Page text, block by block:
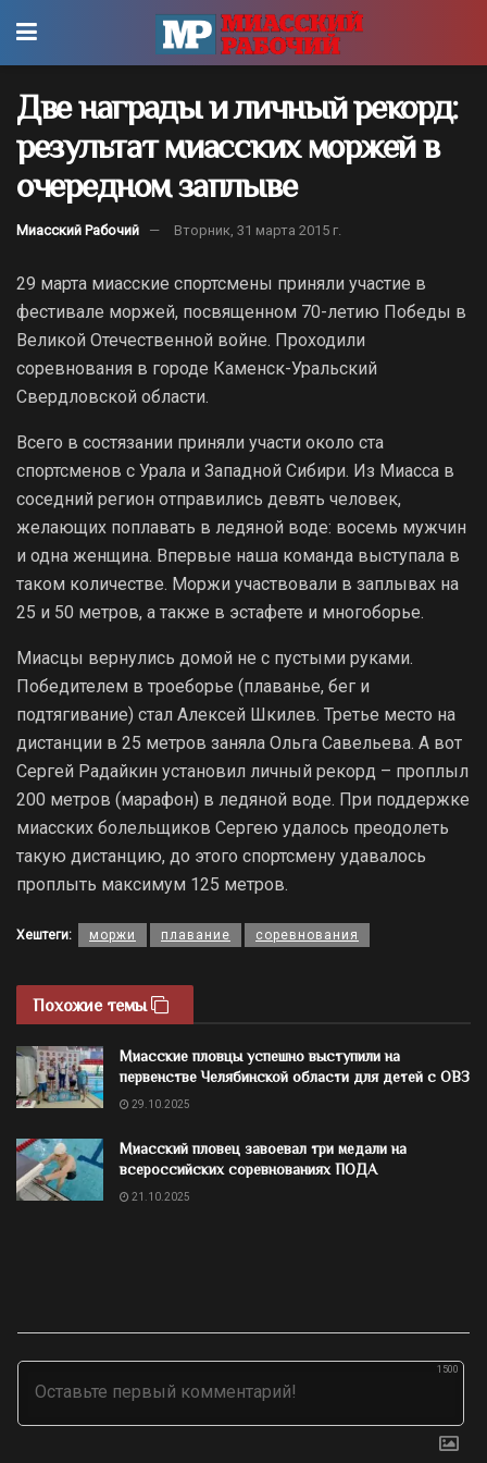
Две награды и личный рекорд:
результат миасских моржей в
очередном заплыве
Миасский Рабочий Вторник, 31 марта 2015 г.
29 марта миасские спортсмены приняли участие в
фестивале моржей, посвященном 70-летию Победы в
Великой Отечественной войне. Проходили
соревнования в городе Каменск-Уральский
Свердловской области.
Всего в состязании приняли участи около ста
спортсменов с Урала и Западной Сибири. Из Миасса в
соседний регион отправились девять человек,
желающих поплавать в ледяной воде: восемь мужчин
и одна женщина. Впервые наша команда выступала в
таком количестве. Моржи участвовали в заплывах на
25 и 50 метров, а также в эстафете и многоборье.
Миасцы вернулись домой не с пустыми руками.
Победителем в троеборье (плаванье, бег и
подтягивание) стал Алексей Шкилев. Третье место на
дистанции в 25 метров заняла Ольга Савельева. А вот
Сергей Радайкин установил личный рекорд – проплыл
200 метров (марафон) в ледяной воде. При поддержке
миасских болельщиков Сергею удалось преодолеть
такую дистанцию, до этого спортсмену удавалось
проплыть максимум 125 метров.
Хештеги: моржи плавание соревнования
Похожие темы
Миасские пловцы успешно выступили на
первенстве Челябинской области для детей с ОВЗ
29.10.2025
Миасский пловец завоевал три медали на
всероссийских соревнованиях ПОДА
21.10.2025
1500